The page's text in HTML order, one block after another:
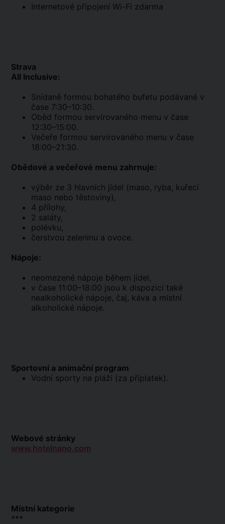
Internetové připojení Wi-Fi zdarma
Strava
All Inclusive:
Snídaně formou bohatého bufetu podávané v
čase 7:30–10:30.
Oběd formou servírovaného menu v čase
12:30–15:00.
Večeře formou servírovaného menu v čase
18:00–21:30.
Obědové a večeřové menu zahrnuje:
výběr ze 3 hlavních jídel (maso, ryba, kuřecí
maso nebo těstoviny),
4 přílohy,
2 saláty,
polévku,
čerstvou zeleninu a ovoce.
Nápoje:
neomezené nápoje během jídel,
v čase 11:00–18:00 jsou k dispozici také
nealkoholické nápoje, čaj, káva a místní
alkoholické nápoje.
Sportovní a animační program
Vodní sporty na pláži (za příplatek).
Webové stránky
www.hotelnano.com
Místní kategorie
***